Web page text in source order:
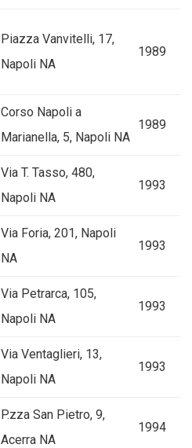
Piazza Vanvitelli, 17,
Napoli NA
1989
Corso Napoli a
Marianella, 5, Napoli NA
1989
Via T. Tasso, 480,
Napoli NA
1993
Via Foria, 201, Napoli
NA
1993
Via Petrarca, 105,
Napoli NA
1993
Via Ventaglieri, 13,
Napoli NA
1993
P.zza San Pietro, 9,
Acerra NA
1994